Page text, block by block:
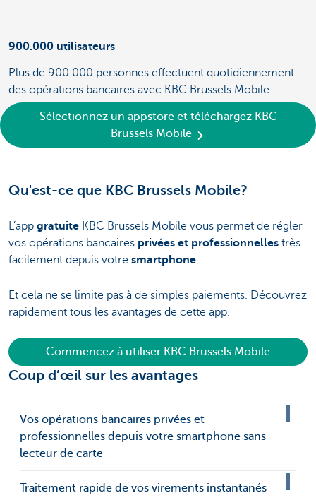
900.000 utilisateurs
Plus de 900.000 personnes effectuent quotidiennement
des opérations bancaires avec KBC Brussels Mobile.
Sélectionnez un appstore et téléchargez KBC
Brussels Mobile
Qu'est-ce que KBC Brussels Mobile?
L’app gratuite KBC Brussels Mobile vous permet de régler
vos opérations bancaires privées et professionnelles très
facilement depuis votre smartphone.
Et cela ne se limite pas à de simples paiements. Découvrez
rapidement tous les avantages de cette app.
Commencez à utiliser KBC Brussels Mobile
Coup d’œil sur les avantages
Vos opérations bancaires privées et
professionnelles depuis votre smartphone sans
lecteur de carte
Traitement rapide de vos virements instantanés